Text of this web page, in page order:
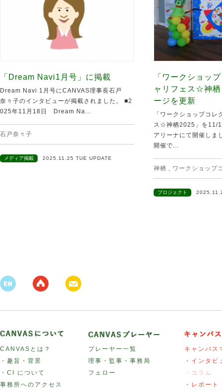
「Dream Navi1月号」に掲載
Dream Navi 1月号にCANVAS理事長石戸
奈々子のインタビューが掲載されました。 ■2
025年11月18日 Dream Na...
石戸奈々子
メディア掲載 2025.11.25 TUE UPDATE
「ワークショッ
ャリフェス☆神
ージを更新
「ワークショップコ
ス☆神栖2025」を11/
アリーナにて開催しま
開催で...
神栖 , ワークショップ
プロジェクト
CANVASとは？
・趣旨・背景
・CI について
事務所へのアクセス
プレーヤー一覧
理事・監事・事務局
フェロー
キャンバス
・インタビ
・コラム
・レポート